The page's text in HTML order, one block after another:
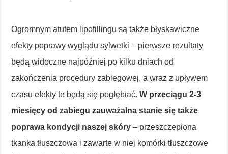
Ogromnym atutem lipofillingu są także błyskawiczne
efekty poprawy wyglądu sylwetki – pierwsze rezultaty
będą widoczne najpóźniej po kilku dniach od
zakończenia procedury zabiegowej, a wraz z upływem
czasu efekty te będą się pogłębiać.W przeciągu 2-3
miesięcy od zabiegu zauważalna stanie się także
poprawa kondycji naszej skóry – przeszczepiona
tkanka tłuszczowa i zawarte w niej komórki tłuszczowe